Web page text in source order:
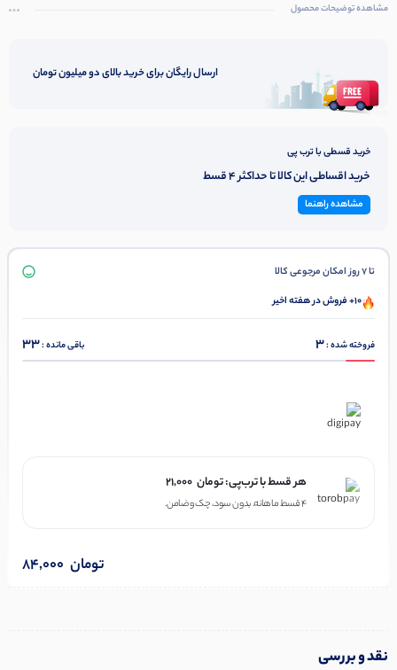
مشاهده توضیحات محصول
ارسال رایگان برای خرید بالای دو میلیون تومان
خرید قسطی با ترب پی
خرید اقساطی این کالا تا حداکثر 4 قسط
مشاهده راهنما
تا 7 روز امکان مرجوعی کالا
10+ فروش در هفته اخیر
فروخته شده :3 باقی مانده :33
هر قسط با ترب‌پی: 21,000 تومان
۴ قسط ماهانه. بدون سود، چک و ضامن.
84,000 تومان
نقد و بررسی